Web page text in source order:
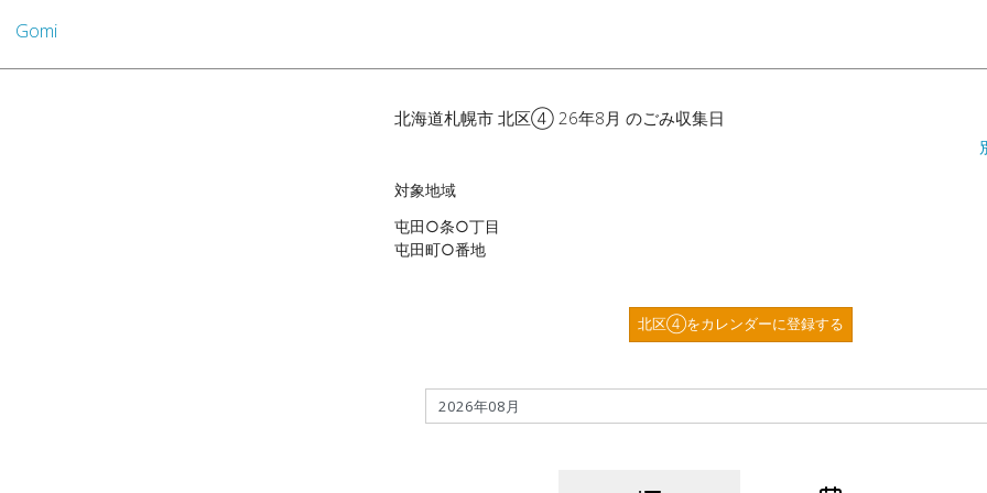
Gomi
北海道札幌市 北区④ 26年8月 のごみ収集日
対象地域
屯田○条○丁目
屯田町○番地
北区④をカレンダーに登録する